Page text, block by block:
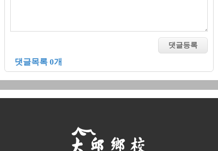
댓글목록 0개